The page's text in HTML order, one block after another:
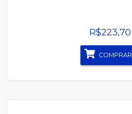
R$223,70
COMPRAR